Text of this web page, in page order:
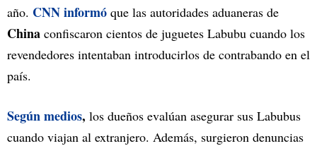
año. CNN informó que las autoridades aduaneras de
China confiscaron cientos de juguetes Labubu cuando los
revendedores intentaban introducirlos de contrabando en el
país.
Según medios, los dueños evalúan asegurar sus Labubus
cuando viajan al extranjero. Además, surgieron denuncias